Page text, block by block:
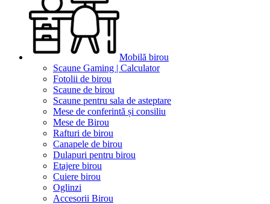
Mobilă birou
Scaune Gaming | Calculator
Fotolii de birou
Scaune de birou
Scaune pentru sala de asteptare
Mese de conferintă și consiliu
Mese de Birou
Rafturi de birou
Canapele de birou
Dulapuri pentru birou
Etajere birou
Cuiere birou
Oglinzi
Accesorii Birou